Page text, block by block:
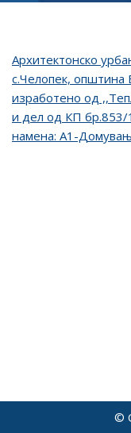
Aрхитектонско
с.Челопек,
изработено од
и дел од КП бр.853/
намена: А1-
©